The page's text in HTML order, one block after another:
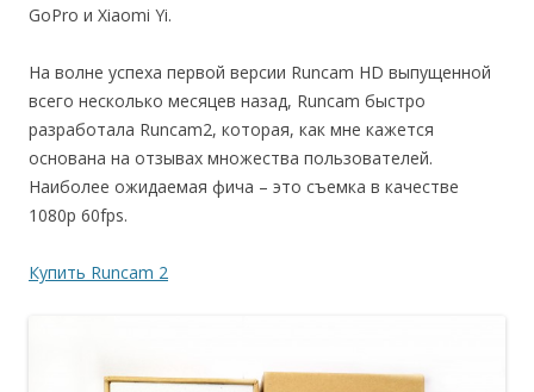
GoPro и Xiaomi Yi.
На волне успеха первой версии Runcam HD выпущенной
всего несколько месяцев назад, Runcam быстро
разработала Runcam2, которая, как мне кажется
основана на отзывах множества пользователей.
Наиболее ожидаемая фича – это съемка в качестве
1080p 60fps.
Купить Runcam 2